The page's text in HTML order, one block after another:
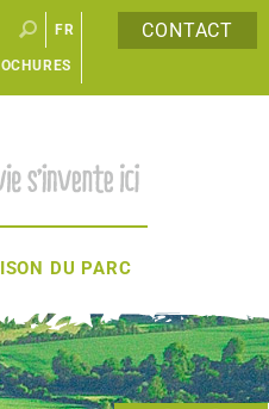
CONTACT
EN
FR
DU PARC